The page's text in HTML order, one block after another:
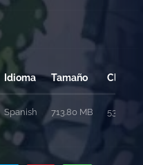
Idioma Tamaño Clicks
Spanish 713.80 MB 531